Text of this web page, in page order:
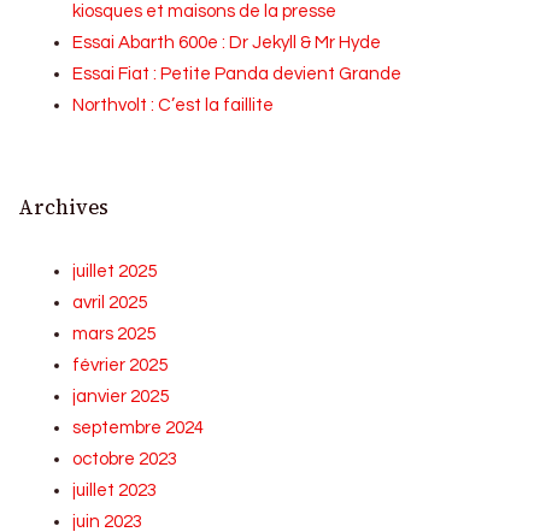
kiosques et maisons de la presse
Essai Abarth 600e : Dr Jekyll & Mr Hyde
Essai Fiat : Petite Panda devient Grande
Northvolt : C’est la faillite
Archives
juillet 2025
avril 2025
mars 2025
février 2025
janvier 2025
septembre 2024
octobre 2023
juillet 2023
juin 2023